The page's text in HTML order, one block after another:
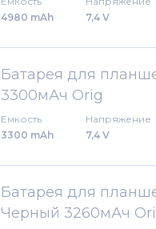
4980 mAh
7,4 V
Батарея для
3300мАч Orig
Емкость
3300 mAh
Напряжение
7,4 V
Батарея для
Черный 3260мАч